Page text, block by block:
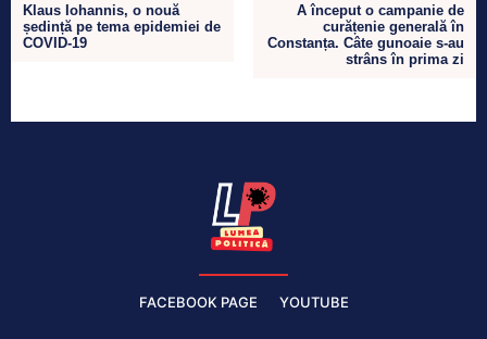
Klaus Iohannis, o nouă
ședință pe tema epidemiei de
COVID-19
A început o campanie de
curățenie generală în
Constanța. Câte gunoaie s-au
strâns în prima zi
FACEBOOK PAGE YOUTUBE